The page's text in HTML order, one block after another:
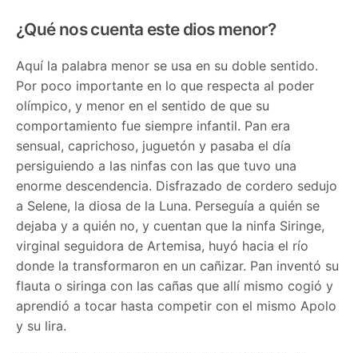
¿Qué nos cuenta este dios menor?
Aquí la palabra menor se usa en su doble sentido.
Por poco importante en lo que respecta al poder
olímpico, y menor en el sentido de que su
comportamiento fue siempre infantil. Pan era
sensual, caprichoso, juguetón y pasaba el día
persiguiendo a las ninfas con las que tuvo una
enorme descendencia. Disfrazado de cordero sedujo
a Selene, la diosa de la Luna. Perseguía a quién se
dejaba y a quién no, y cuentan que la ninfa Siringe,
virginal seguidora de Artemisa, huyó hacia el río
donde la transformaron en un cañizar. Pan inventó su
flauta o siringa con las cañas que allí mismo cogió y
aprendió a tocar hasta competir con el mismo Apolo
y su lira.